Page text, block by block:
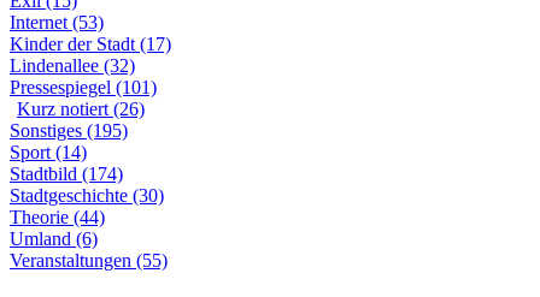
Internet (53)
Kinder der Stadt (17)
Lindenallee (32)
Pressespiegel (101)
Kurz notiert (26)
Sonstiges (195)
Sport (14)
Stadtbild (174)
Stadtgeschichte (30)
Theorie (44)
Umland (6)
Veranstaltungen (55)